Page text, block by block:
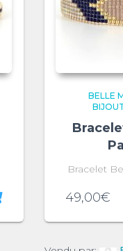
BELLE
Bracelet
49,00€